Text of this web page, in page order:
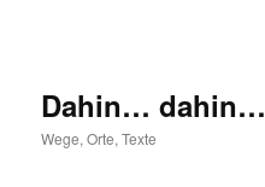
Dahin… dahin…
Wege, Orte, Texte